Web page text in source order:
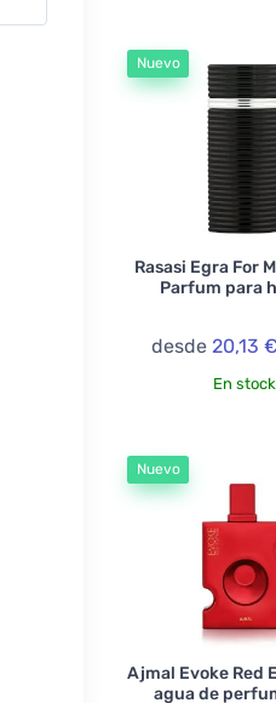
Nuevo
Rasasi Egra For
Parfum para
desde 20,13 €
En stock
Nuevo
Ajmal Evoke Red
agua de